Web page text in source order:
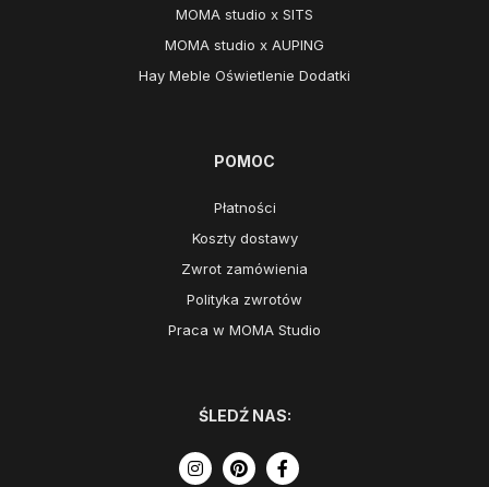
MOMA studio x SITS
MOMA studio x AUPING
Hay Meble Oświetlenie Dodatki
POMOC
Płatności
Koszty dostawy
Zwrot zamówienia
Polityka zwrotów
Praca w MOMA Studio
ŚLEDŹ NAS: